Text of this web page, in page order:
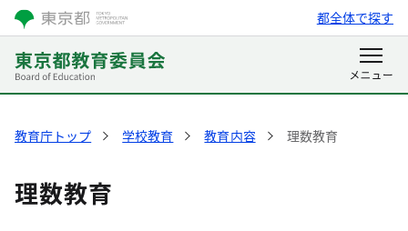
都全体で探す
教育庁トップ 学校教育 教育内容 理数教育
理数教育